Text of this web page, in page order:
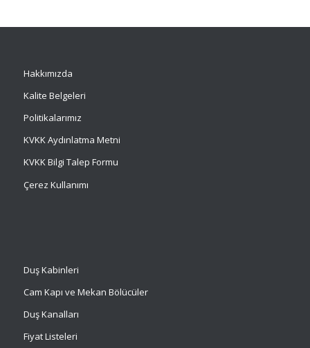
Hakkımızda
Kalite Belgeleri
Politikalarımız
KVKK Aydınlatma Metni
KVKK Bilgi Talep Formu
Çerez Kullanımı
Duş Kabinleri
Cam Kapı ve Mekan Bölücüler
Duş Kanalları
Fiyat Listeleri